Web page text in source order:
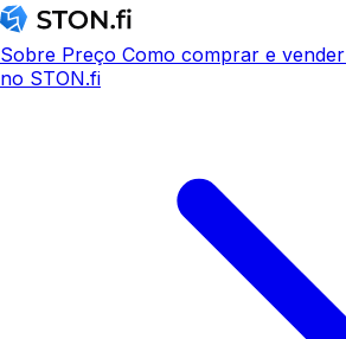
Sobre Preço Como comprar e vender
no STON.fi